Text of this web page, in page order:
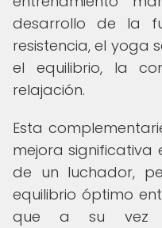
desarrollo de la
resistencia, el yoga
el equilibrio, la
relajación.
Esta
mejora significativa
de un luchador,
equilibrio óptimo
que a su vez